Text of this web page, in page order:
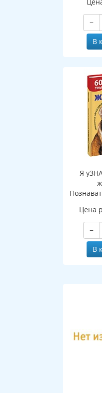
−
В
Я
Цена
−
В